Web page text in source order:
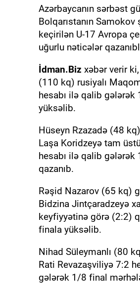
Azərbaycanın sərbəst
Bolqarıstanın Samokov
keçirilən U-17 Avropa
uğurlu nəticələr
İdman.Biz xəbər verir
(110 kq) rusiyalı
hesabı ilə qalib
yüksəlib.
Hüseyn Rzazadə (48
Laşa Koridzeyə tam
hesabı ilə qalib
qazanıb.
Rəşid Nazarov (65 kq)
Bidzina Jintçaradzeyə
keyfiyyətinə görə (2:2)
finala yüksəlib.
Nihad Süleymanlı (80
Rati Revazaşviliyə 7:2
gələrək 1/8 final